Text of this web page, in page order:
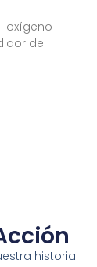
oxígeno
de
historia